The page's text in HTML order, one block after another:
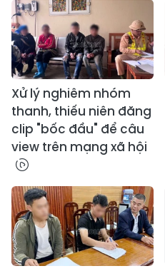
Xử lý nghiêm nhóm
thanh, thiếu niên đăng
clip "bốc đầu" để câu
view trên mạng xã hội